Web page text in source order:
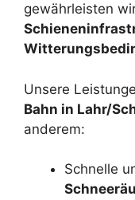
gewährleisten
Unsere
Bahn in Lahr/
anderem:
Schnelle